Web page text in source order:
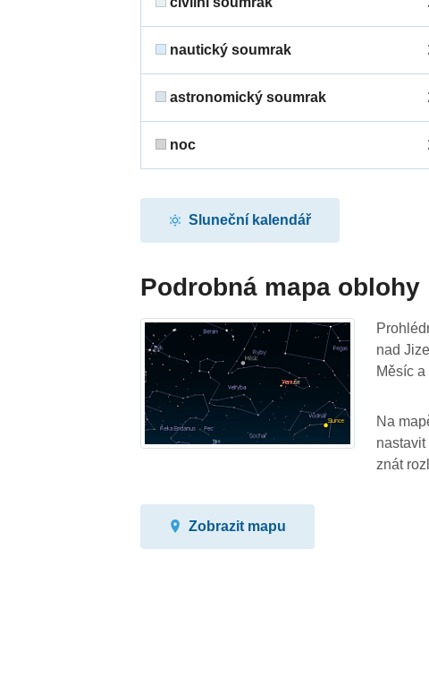
nautický soumrak
astronomický soumrak
noc
Sluneční kalendář
Podrobná mapa oblohy
nad
Měsíc
Na
znát
Zobrazit mapu